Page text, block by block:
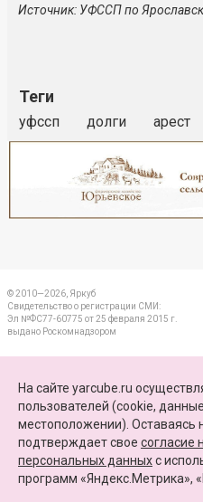
Источник: УФССП по
Теги
уфссп долги арест
© 2010—2026, Яркуб
Свидетельство о регистрации СМИ:
Эл №ФС77-60775 от 25 февраля 2015 г.
выдано Роскомнадзором
ПАРТНЕРЫ
КАРТА САЙТА
+7 (4852) 64-15-52
На сайте yarcube.ru
пользователей (cookie,
местоположении). Оставаясь
подтверждает свое согласие
персональных данныхc
программ «Яндекс.Метрика»,